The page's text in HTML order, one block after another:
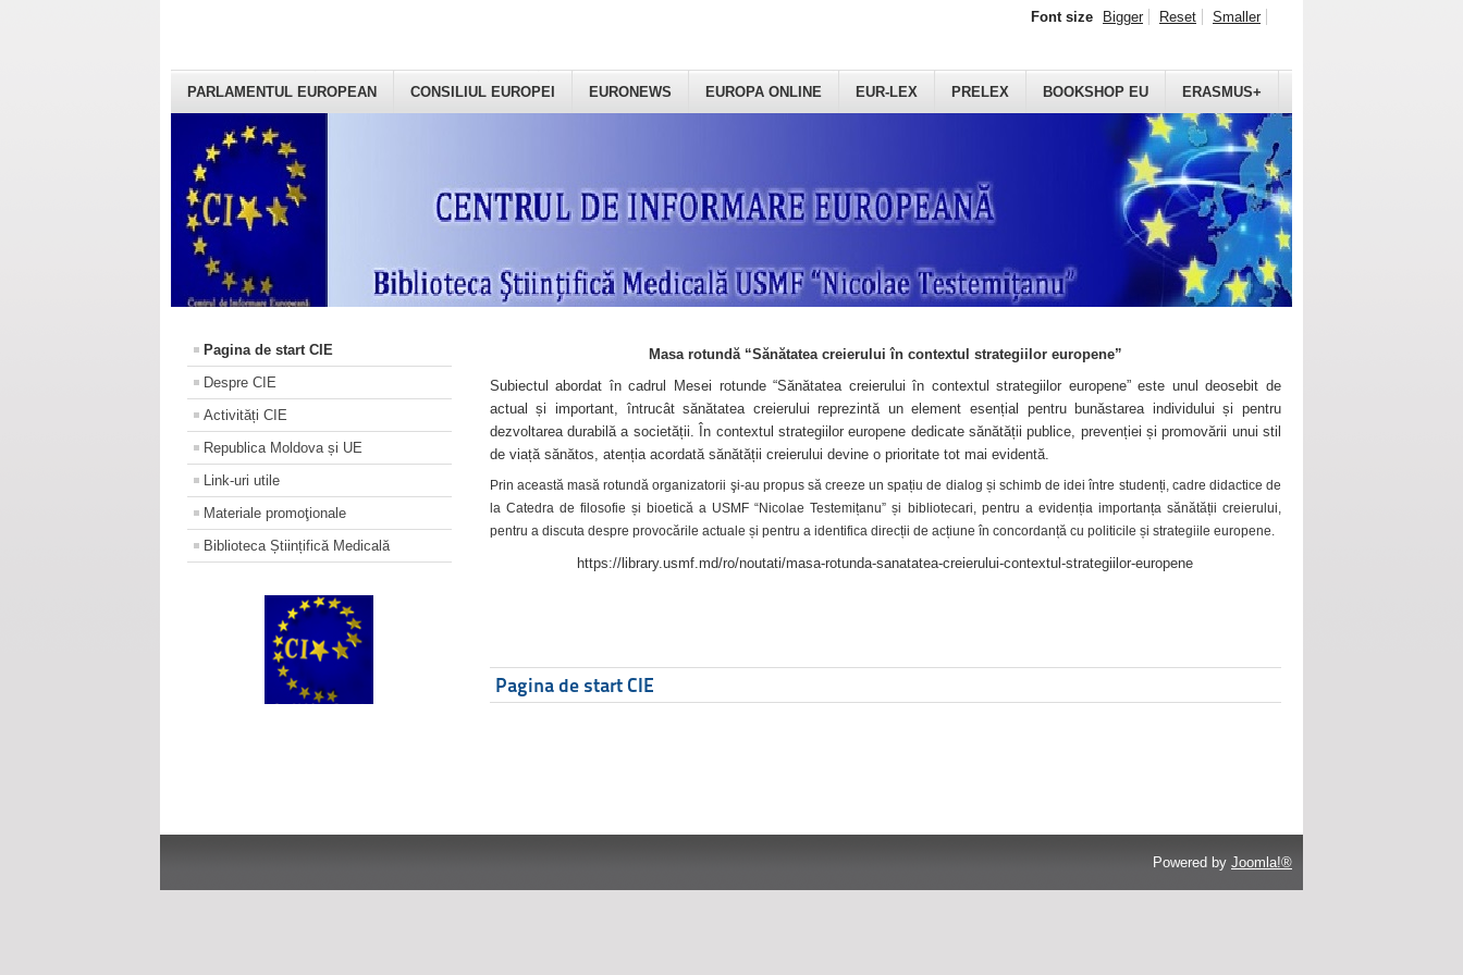
PARLAMENTUL EUROPEAN CONSILIUL EUROPEI EURONEWS EUROPA ONLINE EUR-LEX PRELEX BOOKSHOP EU ERASMUS+
Font size Bigger Reset Smaller
Pagina de start CIE
Despre CIE
Activități CIE
Republica Moldova și UE
Link-uri utile
Materiale promoţionale
Biblioteca Științifică Medicală
Masa rotundă “Sănătatea creierului în contextul strategiilor europene”
Subiectul abordat în cadrul Mesei rotunde “Sănătatea creierului în contextul strategiilor europene” este unul deosebit de
actual și important, întrucât sănătatea creierului reprezintă un element esențial pentru bunăstarea individului și pentru
dezvoltarea durabilă a societății. În contextul strategiilor europene dedicate sănătății publice, prevenției și promovării unui stil
de viață sănătos, atenția acordată sănătății creierului devine o prioritate tot mai evidentă.
Prin această masă rotundă organizatorii şi-au propus să creeze un spațiu de dialog și schimb de idei între studenți, cadre didactice de
la Catedra de filosofie și bioetică a USMF “Nicolae Testemițanu” și bibliotecari, pentru a evidenția importanța sănătății creierului,
pentru a discuta despre provocările actuale și pentru a identifica direcții de acțiune în concordanță cu politicile și strategiile europene.
https://library.usmf.md/ro/noutati/masa-rotunda-sanatatea-creierului-contextul-strategiilor-europene
Pagina de start CIE
Powered by Joomla!®